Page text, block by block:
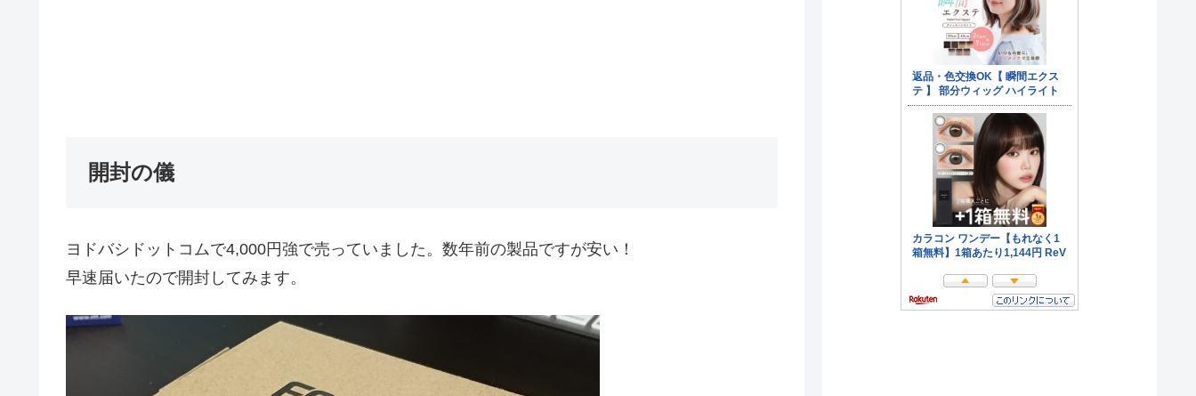
開封の儀
ヨドバシドットコムで4,000円強で売っていました。数年前の製品ですが安い！
早速届いたので開封してみます。